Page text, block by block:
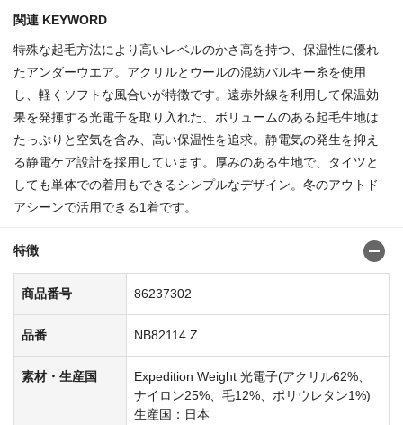
関連 KEYWORD
特殊な起毛方法により高いレベルのかさ高を持つ、保温性に優れ
たアンダーウエア。アクリルとウールの混紡バルキー糸を使用
し、軽くソフトな風合いが特徴です。遠赤外線を利用して保温効
果を発揮する光電子を取り入れた、ボリュームのある起毛生地は
たっぷりと空気を含み、高い保温性を追求。静電気の発生を抑え
る静電ケア設計を採用しています。厚みのある生地で、タイツと
しても単体での着用もできるシンプルなデザイン。冬のアウトド
アシーンで活用できる1着です。
特徴
商品番号 86237302
品番 NB82114 Z
素材・生産国
Expedition Weight 光電子(アクリル62%、
ナイロン25%、毛12%、ポリウレタン1%)
生産国：日本